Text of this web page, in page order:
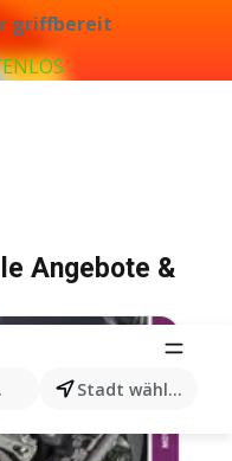
griffbereit
Produkten...
Stadt wählen
Angebote &